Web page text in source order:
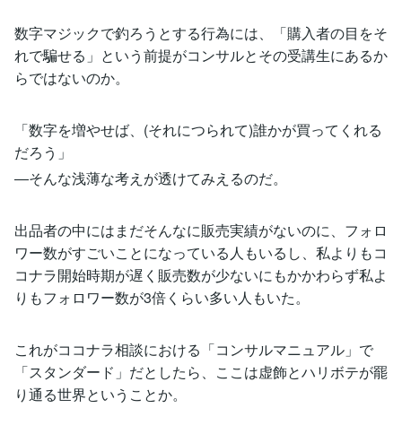
数字マジックで釣ろうとする行為には、「購入者の目をそ
れで騙せる」という前提がコンサルとその受講生にあるか
らではないのか。
「数字を増やせば、(それにつられて)誰かが買ってくれる
だろう」
―そんな浅薄な考えが透けてみえるのだ。
出品者の中にはまだそんなに販売実績がないのに、フォロ
ワー数がすごいことになっている人もいるし、私よりもコ
コナラ開始時期が遅く販売数が少ないにもかかわらず私よ
りもフォロワー数が3倍くらい多い人もいた。
これがココナラ相談における「コンサルマニュアル」で
「スタンダード」だとしたら、ここは虚飾とハリボテが罷
り通る世界ということか。